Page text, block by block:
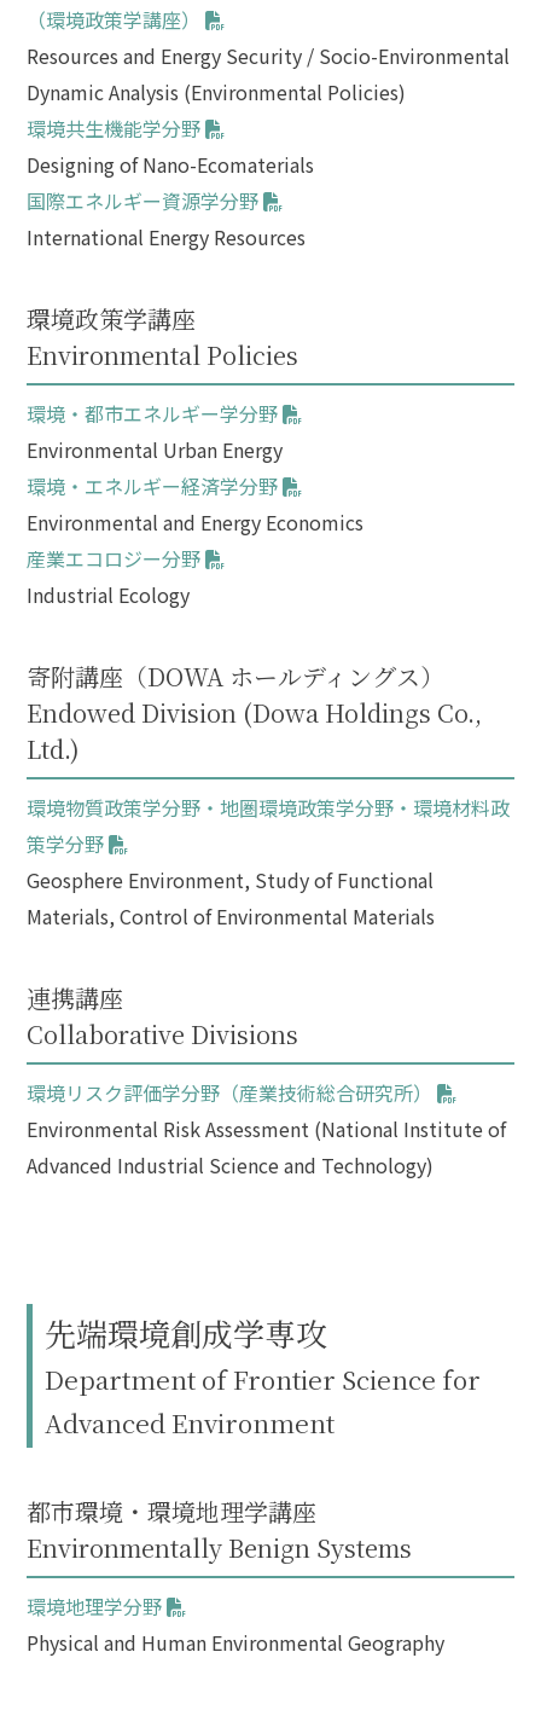
（環境政策学講座）
Resources and Energy Security / Socio-Environmental
Dynamic Analysis (Environmental Policies)
環境共生機能学分野
Designing of Nano-Ecomaterials
国際エネルギー資源学分野
International Energy Resources
環境政策学講座
Environmental Policies
環境・都市エネルギー学分野
Environmental Urban Energy
環境・エネルギー経済学分野
Environmental and Energy Economics
産業エコロジー分野
Industrial Ecology
寄附講座（DOWA ホールディングス）
Endowed Division (Dowa Holdings Co.,
Ltd.)
環境物質政策学分野・地圏環境政策学分野・環境材料政
策学分野
Geosphere Environment, Study of Functional
Materials, Control of Environmental Materials
連携講座
Collaborative Divisions
環境リスク評価学分野（産業技術総合研究所）
Environmental Risk Assessment (National Institute of
Advanced Industrial Science and Technology)
先端環境創成学専攻
Department of Frontier Science for
Advanced Environment
都市環境・環境地理学講座
Environmentally Benign Systems
環境地理学分野
Physical and Human Environmental Geography